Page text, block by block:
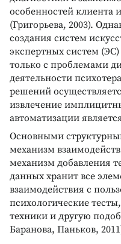
особенностей клиента
(Григорьева, 2003).
создания систем
экспертных систем
только с проблемами
деятельности
решений
извлечение
автоматизации
Основными
механизм
механизм добавления
данных хранит все
взаимодействия с
психологические
техники и другую
Баранова, Паньков,